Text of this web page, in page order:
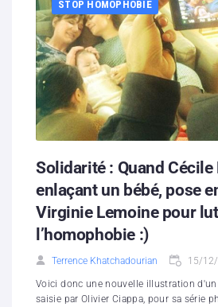
Contacts
Hébergement solidaire
STOP HOMOPHOBIE
Solidarité : Quand
enlaçant un bébé, pose
Virginie Lemoine pour
l’homophobie :)
Terrence Khatchadourian 15/
Voici donc une nouvelle illustration
saisie par Olivier Ciappa, pour sa série